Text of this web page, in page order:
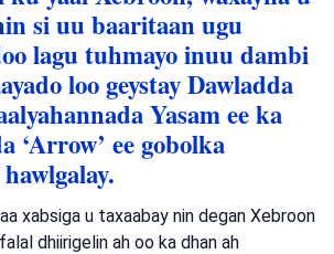
si uu baaritaan ugu
lagu tuhmayo inuu dambi
loo geystay Dawladda
Yasam ee ka
‘Arrow’ ee gobolka
xabsiga u taxaabay nin degan Xebroon
dhiirigelin ah oo ka dhan ah